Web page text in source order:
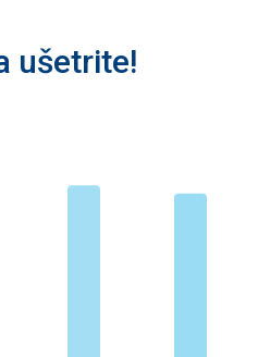
ušetrite!